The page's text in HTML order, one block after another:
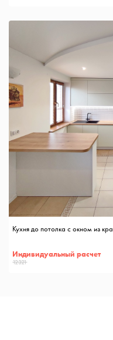
Кухня до потолка с окном из
Индивидуальный расчет
12321